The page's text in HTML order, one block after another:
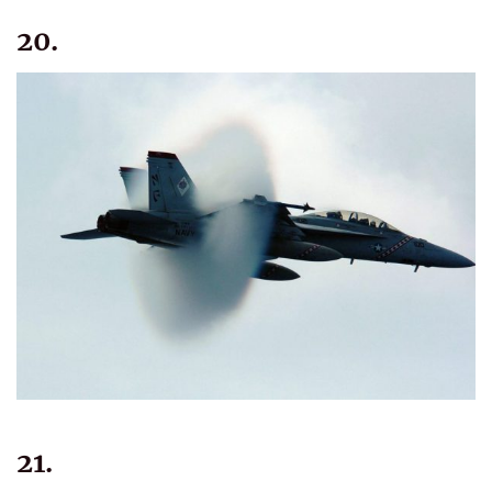
20.
21.